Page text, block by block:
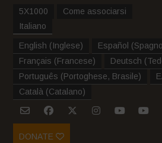
5X1000
Come associarsi
Italiano
English (Inglese) Español (
Français (Francese) Deutsch (
Português (Portoghese, Brasile)
Català (Catalano)
DONATE